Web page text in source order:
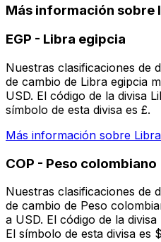
Más información sobre
EGP - Libra egipcia
Nuestras clasificaciones de
de cambio de Libra egipcia
USD. El código de la divisa
símbolo de esta divisa es £.
Más información sobre
COP - Peso colombiano
Nuestras clasificaciones de
de cambio de Peso
a USD. El código de la
El símbolo de esta divisa es